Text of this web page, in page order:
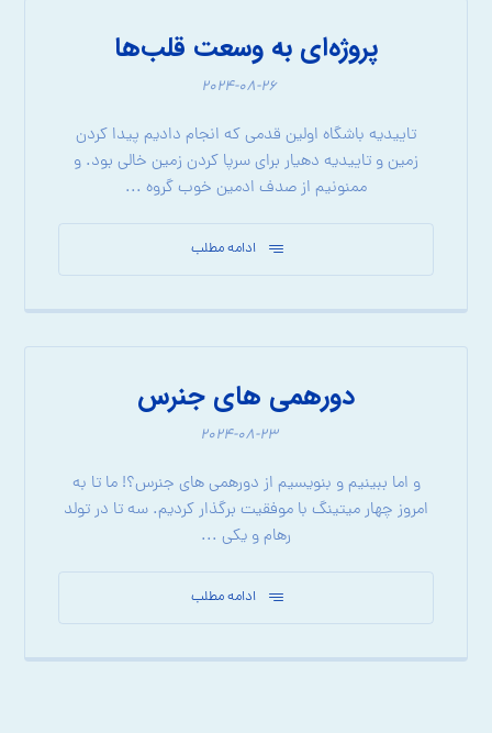
پروژه‌ای به وسعت قلب‌ها
۲۰۲۴-۰۸-۲۶
تاییدیه باشگاه اولین قدمی که انجام دادیم پیدا کردن
زمین و تاییدیه دهیار برای سرپا کردن زمین خالی بود. و
ممنونیم از صدف ادمین خوب گروه ...
ادامه مطلب
دورهمی های جنرس
۲۰۲۴-۰۸-۲۳
و اما ببینیم و بنویسیم از دورهمی های جنرس؟! ما تا به
امروز چهار میتینگ با موفقیت برگذار کردیم. سه تا در تولد
رهام و یکی ...
ادامه مطلب